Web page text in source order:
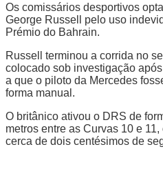
Os comissários desportivos
George Russell pelo uso
Prémio do Bahrain.
Russell terminou a corrida no
colocado sob investigação
a que o piloto da Mercedes
forma manual.
O britânico ativou o DRS de
metros entre as Curvas 10 e
cerca de dois centésimos de